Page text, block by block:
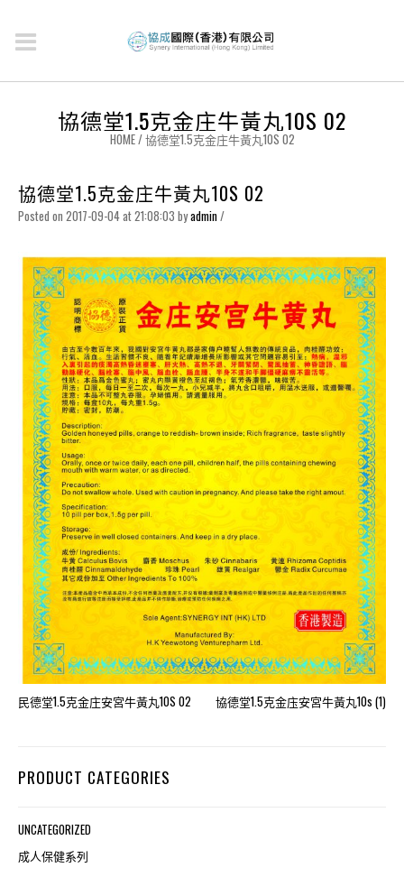
協德堂1.5克金庄牛黃丸10S 02
HOME/協德堂1.5克金庄牛黃丸10S 02
協德堂1.5克金庄牛黃丸10S 02
Posted on 2017-09-04 at 21:08:03 byadmin/
民德堂1.5克金庄安宮牛黃丸10S 02 協德堂1.5克金庒安宮牛黃丸10s (1)
PRODUCT CATEGORIES
UNCATEGORIZED
成人保健系列